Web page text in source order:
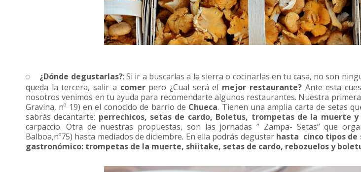
¿Dónde degustarlas?: Si ir a buscarlas a la sierra o cocinarlas en tu casa, no son
queda la tercera, salir a comerpero ¿Cual será el mejor restaurante?Ante esta
nosotros venimos en tu ayuda para recomendarte algunos restaurantes. Nuestra
Gravina, nº 19) en el conocido de barrio de Chueca. Tienen una amplia carta de setas
sabrás decantarte: perrechicos, setas de cardo, Boletus, trompetas de la muerte
carpaccio. Otra de nuestras propuestas, son las jornadas ” Zampa- Setas” que
Balboa,nº75) hasta mediados de diciembre. En ella podrás degustar hasta cinco tipos de
gastronómico: trompetas de la muerte, shiitake, setas de cardo, rebozuelos y